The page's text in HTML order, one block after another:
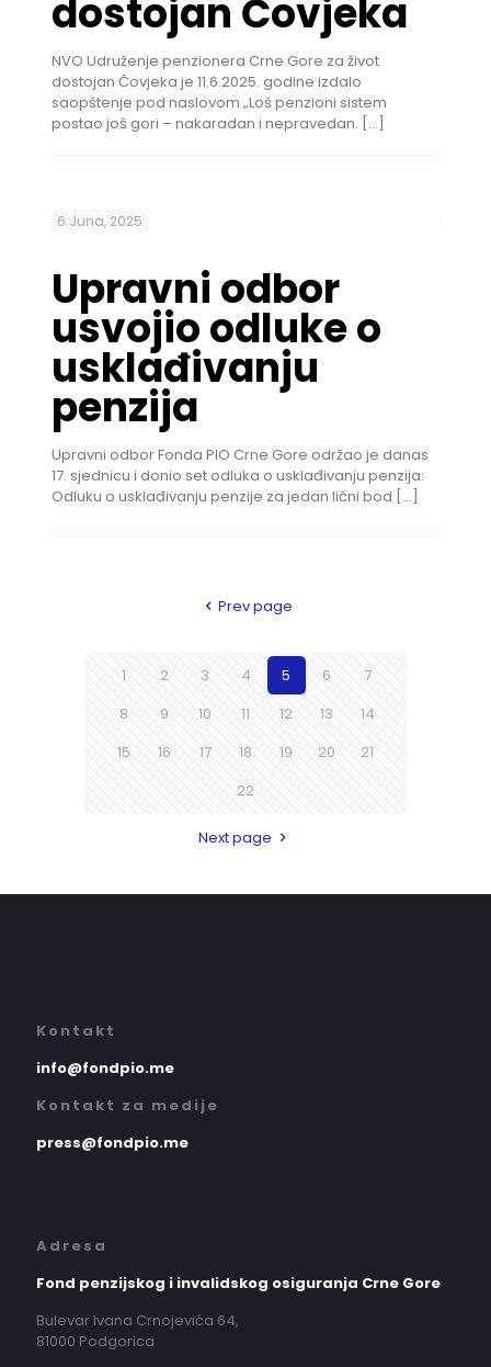
dostojan Čovjeka
NVO Udruženje penzionera Crne Gore za život
dostojan Čovjeka je 11.6.2025. godine izdalo
saopštenje pod naslovom „Loš penzioni sistem
postao još gori – nakaradan i nepravedan. […]
6 Juna, 2025
Upravni odbor
usvojio odluke o
usklađivanju
penzija
Upravni odbor Fonda PIO Crne Gore održao je danas
17. sjednicu i donio set odluka o usklađivanju penzija:
Odluku o usklađivanju penzije za jedan lični bod […]
Prev page
1 2 3 4 5 6
7
8
9 10 11 12 13
14
15
16 17 18 19 20
21
22
Next page
Kontakt
info@fondpio.me
Kontakt za medije
press@fondpio.me
Adresa
Fond penzijskog i invalidskog osiguranja Crne Gore
Bulevar Ivana Crnojevića 64,
81000 Podgorica